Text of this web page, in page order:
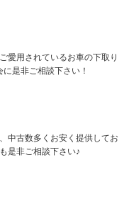
用されているお車の下取り
是非ご相談下さい！
中古数多くお安く提供してお
是非ご相談下さい♪